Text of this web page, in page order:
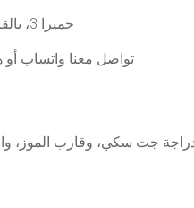
جميرا 3، بالقرب من برج العرب
تواصل معنا واتساب أو هاتف: